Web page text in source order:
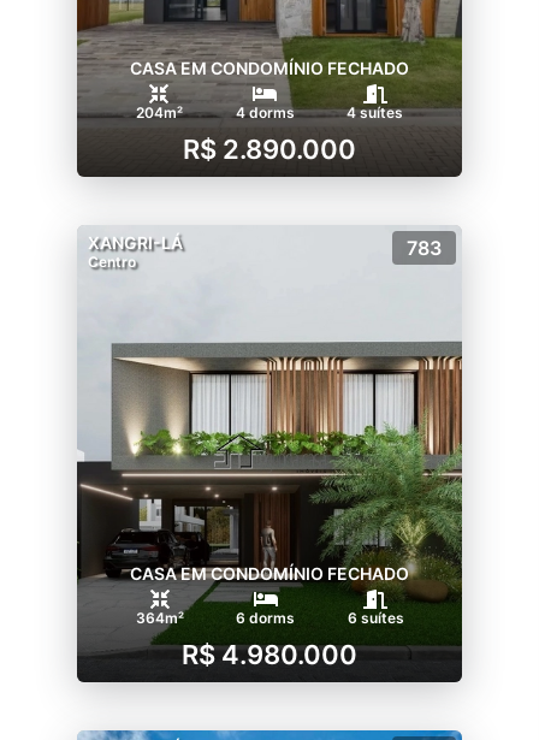
CASA EM CONDOMÍNIO FECHADO
204m² 4 dorms 4 suítes
R$ 2.890.000
XANGRI-LÁ
Centro
783
CASA EM CONDOMÍNIO FECHADO
364m² 6 dorms 6 suítes
R$ 4.980.000